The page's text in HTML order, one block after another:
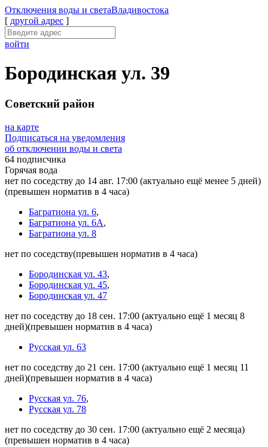
Отключения воды и светаВладивостока
[ другой адрес ]
войти
Бородинская ул. 39
Советский район
на карте
Подписаться на уведомления
об отключении воды и света
64 подписчика
Горячая вода
нет по соседству до 14 авг. 17:00 (актуально ещё менее 5 дней)
(превышен норматив в 4 часа)
Багратиона ул. 6,
Багратиона ул. 6А,
Багратиона ул. 8
нет по соседству(превышен норматив в 4 часа)
Бородинская ул. 43,
Бородинская ул. 45,
Бородинская ул. 47
нет по соседству до 18 сен. 17:00 (актуально ещё 1 месяц 8
дней)(превышен норматив в 4 часа)
Русская ул. 63
нет по соседству до 21 сен. 17:00 (актуально ещё 1 месяц 11
дней)(превышен норматив в 4 часа)
Русская ул. 76,
Русская ул. 78
нет по соседству до 30 сен. 17:00 (актуально ещё 2 месяца)
(превышен норматив в 4 часа)